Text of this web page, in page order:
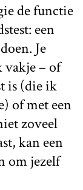
de functie
een
Je
vakje – of
is (die ik
of met een
zoveel
kan een
om jezelf